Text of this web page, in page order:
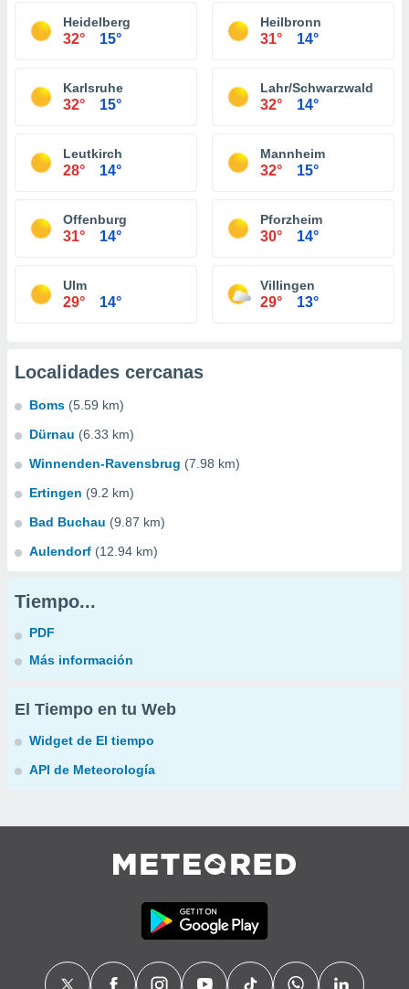
Heidelberg
32° 15°
Heilbronn
31° 14°
Karlsruhe
32° 15°
Lahr/Schwarzwald
32° 14°
Leutkirch
28° 14°
Mannheim
32° 15°
Offenburg
31° 14°
Pforzheim
30° 14°
Ulm
29° 14°
Villingen
29° 13°
Localidades cercanas
Boms (5.59 km)
Dürnau (6.33 km)
Winnenden-Ravensbrug (7.98 km)
Ertingen (9.2 km)
Bad Buchau (9.87 km)
Aulendorf (12.94 km)
Tiempo...
PDF
Más información
El Tiempo en tu Web
Widget de El tiempo
API de Meteorología